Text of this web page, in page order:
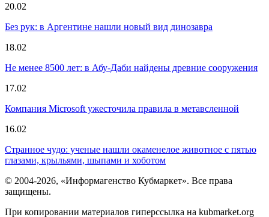
20.02
Без рук: в Аргентине нашли новый вид динозавра
18.02
Не менее 8500 лет: в Абу-Даби найдены древние сооружения
17.02
Компания Microsoft ужесточила правила в метавсленной
16.02
Странное чудо: ученые нашли окаменелое животное с пятью
глазами, крыльями, шыпами и хоботом
© 2004-2026, «Информагенство Кубмаркет». Все права
защищены.
При копировании материалов гиперссылка на kubmarket.org